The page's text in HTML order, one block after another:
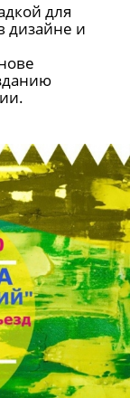
для
дизайне и